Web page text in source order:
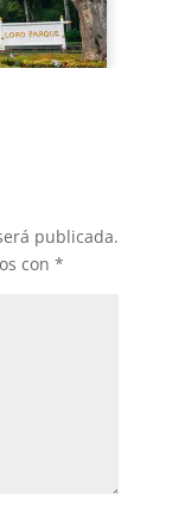
publicada.
con *